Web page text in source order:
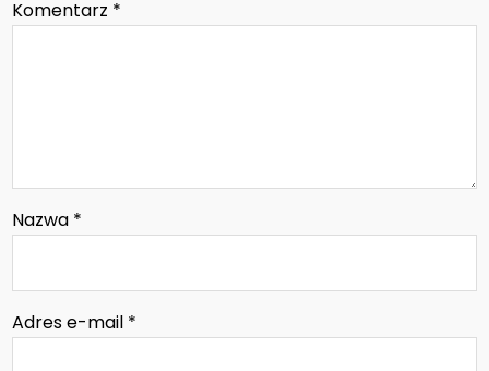
Komentarz *
Nazwa *
Adres e-mail *